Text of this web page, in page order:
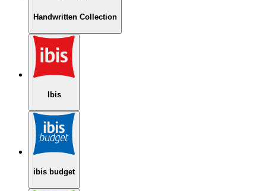
Handwritten Collection
Ibis
ibis budget